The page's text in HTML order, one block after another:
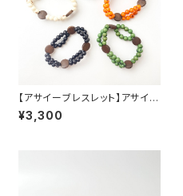
【アサイーブレスレット】アサイー
２連＆ウッド
¥3,300